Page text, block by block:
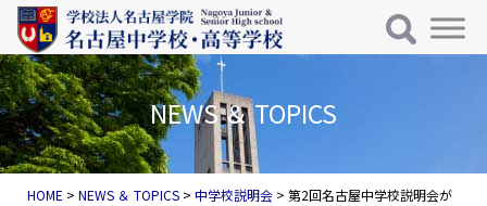
コンテンツへスキップ
メインナビゲーション
NEWS ＆ TOPICS
HOME >NEWS ＆ TOPICS >中学校説明会 >第2回名古屋中学校説明会が